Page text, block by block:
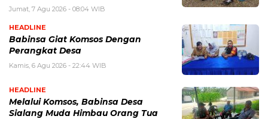
Jumat, 7 Agu 2026 - 08:04 WIB
HEADLINE
Babinsa Giat Komsos Dengan
Perangkat Desa
Kamis, 6 Agu 2026 - 22:44 WIB
HEADLINE
Melalui Komsos, Babinsa Desa
Sialang Muda Himbau Orang Tua